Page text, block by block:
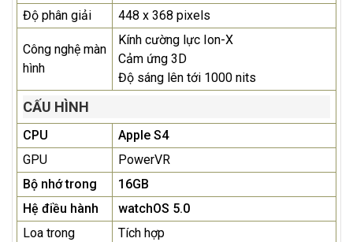
Độ phân giải 448 x 368 pixels
Công nghệ màn
hình
Kính cường lực Ion-X
Cảm ứng 3D
Độ sáng lên tới 1000 nits
CẤU HÌNH
CPU
Apple S4
GPU
PowerVR
Bộ nhớ trong
16GB
Hệ điều hành
watchOS 5.0
Loa trong
Tích hợp